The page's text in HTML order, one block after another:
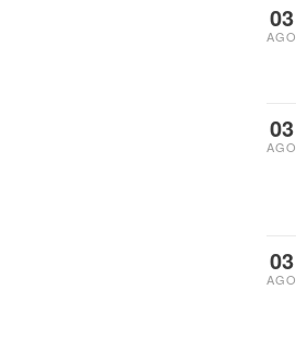
03
AGO
03
AGO
03
AGO